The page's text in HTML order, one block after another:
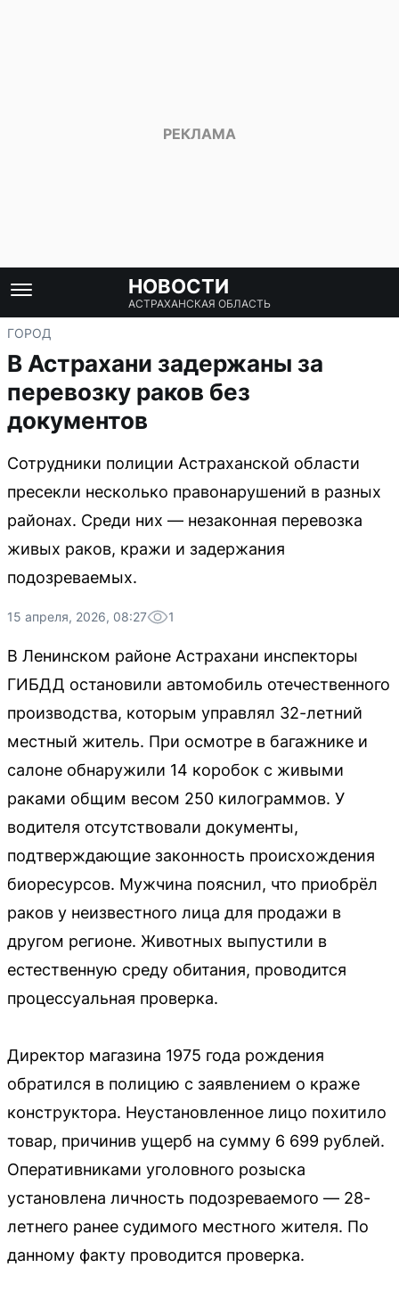
НОВОСТИ
АСТРАХАНСКАЯ ОБЛАСТЬ
ГОРОД
В Астрахани задержаны за
перевозку раков без
документов
Сотрудники полиции Астраханской области
пресекли несколько правонарушений в разных
районах. Среди них — незаконная перевозка
живых раков, кражи и задержания
подозреваемых.
15 апреля, 2026, 08:27 1
В Ленинском районе Астрахани инспекторы
ГИБДД остановили автомобиль отечественного
производства, которым управлял 32-летний
местный житель. При осмотре в багажнике и
салоне обнаружили 14 коробок с живыми
раками общим весом 250 килограммов. У
водителя отсутствовали документы,
подтверждающие законность происхождения
биоресурсов. Мужчина пояснил, что приобрёл
раков у неизвестного лица для продажи в
другом регионе. Животных выпустили в
естественную среду обитания, проводится
процессуальная проверка.
Директор магазина 1975 года рождения
обратился в полицию с заявлением о краже
конструктора. Неустановленное лицо похитило
товар, причинив ущерб на сумму 6 699 рублей.
Оперативниками уголовного розыска
установлена личность подозреваемого — 28-
летнего ранее судимого местного жителя. По
данному факту проводится проверка.